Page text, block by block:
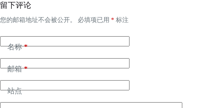
留下评论
您的邮箱地址不会被公开。 必填项已用 * 标注
名称*
邮箱*
站点